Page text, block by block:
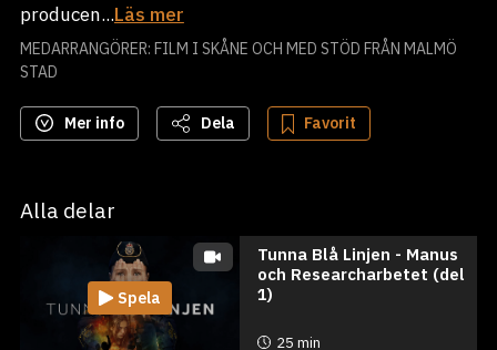
producen...Läs mer
MEDARRANGÖRER: FILM I SKÅNE OCH MED STÖD FRÅN MALMÖ
STAD
Mer info Dela Favorit
Alla delar
Spela
Tunna Blå Linjen - Manus
och Researcharbetet (del
1)
25 min